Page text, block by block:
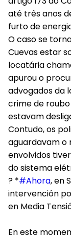
até três anos
furto de
O caso se
Cuevas estar
locatária
apurou o
advogados da
crime de
estavam
Contudo, os
aguardavam o
envolvidos
do sistema
? *#Ahora, en
intervención
en Media
En este